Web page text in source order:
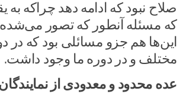
صلاح نبود که ادامه دهد چراکه
که مسئله آنطور که تصور
این‌ها هم جزو مسائلی بود که در
مختلف و در دوره ما وجود داشت.
عده‌ محدود و معدودی از